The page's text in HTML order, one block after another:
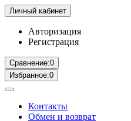
Личный кабинет
Авторизация
Регистрация
Сравнение:0
Избранное:0
Контакты
Обмен и возврат